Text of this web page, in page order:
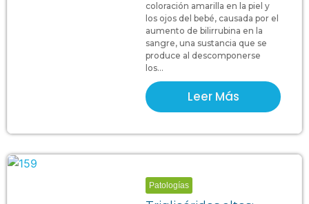
coloración amarilla en la piel y
los ojos del bebé, causada por el
aumento de bilirrubina en la
sangre, una sustancia que se
produce al descomponerse
los...
Leer Más
Patologías